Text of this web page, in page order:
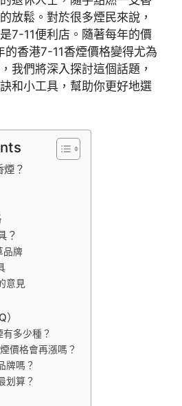
放鬆。對於很多煙民來說，
7-11便利店。隨著每年的價
香港7-11香煙價格變得尤為
我們將深入探討這個話題，
和小工具，幫助你更好地選
煙？
？
品牌
意見
多少種？
價格會再漲嗎？
牌嗎？
划算？